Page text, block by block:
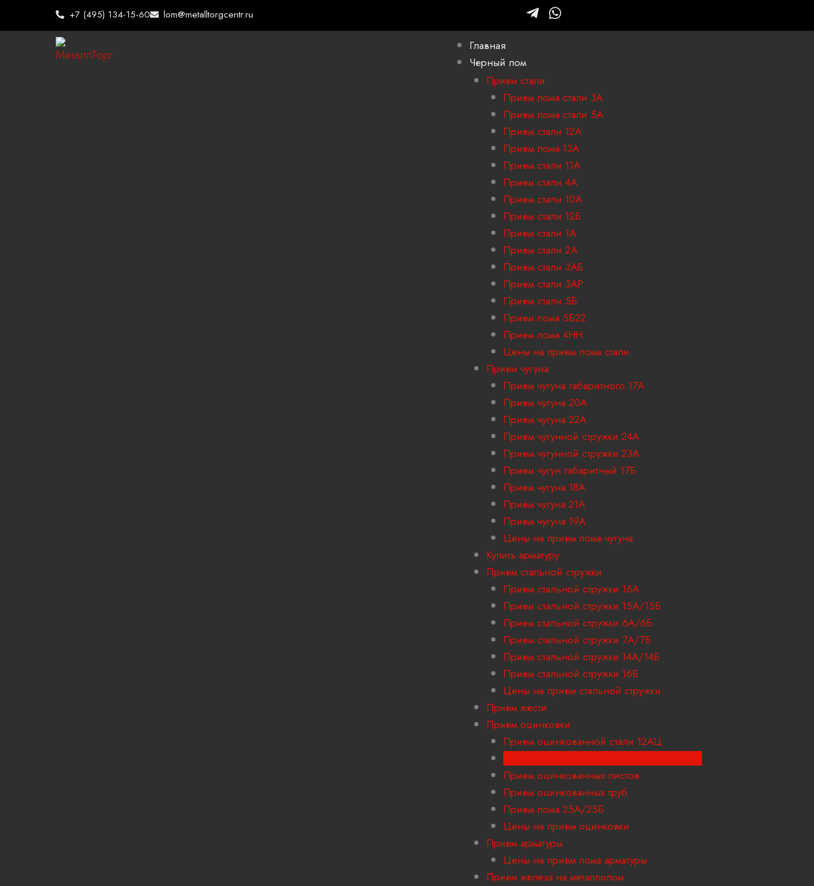
содержимому
+7 (495) 134-15-60 lom@metalltorgcentr.ru T
e
r
a
m
-
p
l
a
n
e
W
h
p
p
Главная
Черный лом
Прием стали
Прием лома стали 3А
Прием лома стали 5А
Прием стали 12А
Прием лома 13А
Прием стали 11А
Прием стали 4А
Прием стали 10А
Прием стали 12Б
Прием стали 1А
Прием стали 2А
Прием стали 3АБ
Прием стали 3АР
Прием стали 5Б
Прием лома 5Б22
Прием лома 4НН
Цены на прием лома стали
Прием чугуна
Прием чугуна габаритного 17A
Прием чугуна 20А
Прием чугуна 22А
Прием чугунной стружки 24А
Прием чугунной стружки 23А
Прием чугун габаритный 17Б
Прием чугуна 18A
Приём чугуна 21А
Прием чугуна 19А
Цены на прием лома чугуна
Купить арматуру
Прием стальной стружки
Прием стальной стружки 16А
Прием стальной стружки 15А/15Б
Прием стальной стружки 6А/6Б
Прием стальной стружки 7А/7Б
Прием стальной стружки 14А/14Б
Прием стальной стружки 16Б
Цены на прием стальной стружки
Прием жести
Прием оцинковки
Прием оцинкованной стали 12АЦ
Прием оцинкованных листов
Прием оцинкованных труб
Прием лома 25А/25Б
Цены на прием оцинковки
Прием арматуры
Цены на прием лома арматуры
Прием железа на металлолом